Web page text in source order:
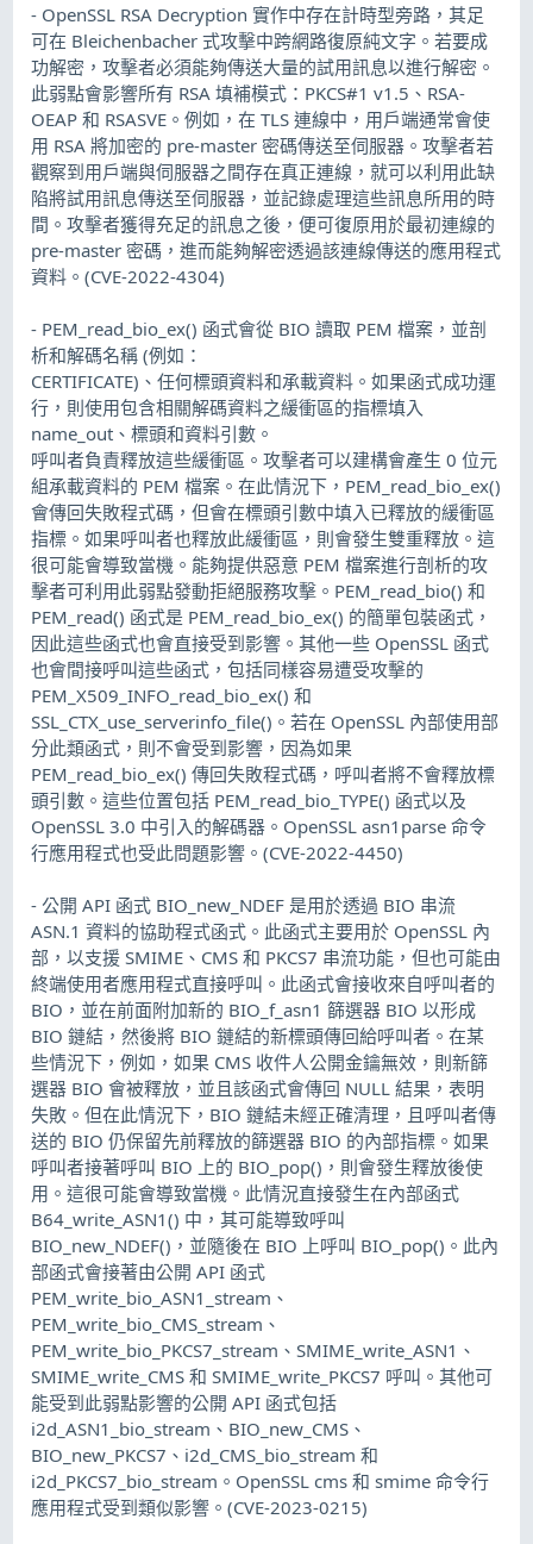
- OpenSSL RSA Decryption 實作中存在計時型旁路，其足
可在 Bleichenbacher 式攻擊中跨網路復原純文字。若要成
功解密，攻擊者必須能夠傳送大量的試用訊息以進行解密。
此弱點會影響所有 RSA 填補模式：PKCS#1 v1.5、RSA-
OEAP 和 RSASVE。例如，在 TLS 連線中，用戶端通常會使
用 RSA 將加密的 pre-master 密碼傳送至伺服器。攻擊者若
觀察到用戶端與伺服器之間存在真正連線，就可以利用此缺
陷將試用訊息傳送至伺服器，並記錄處理這些訊息所用的時
間。攻擊者獲得充足的訊息之後，便可復原用於最初連線的
pre-master 密碼，進而能夠解密透過該連線傳送的應用程式
資料。(CVE-2022-4304)
- PEM_read_bio_ex() 函式會從 BIO 讀取 PEM 檔案，並剖
析和解碼名稱 (例如：
CERTIFICATE)、任何標頭資料和承載資料。如果函式成功運
行，則使用包含相關解碼資料之緩衝區的指標填入
name_out、標頭和資料引數。
呼叫者負責釋放這些緩衝區。攻擊者可以建構會產生 0 位元
組承載資料的 PEM 檔案。在此情況下，PEM_read_bio_ex()
會傳回失敗程式碼，但會在標頭引數中填入已釋放的緩衝區
指標。如果呼叫者也釋放此緩衝區，則會發生雙重釋放。這
很可能會導致當機。能夠提供惡意 PEM 檔案進行剖析的攻
擊者可利用此弱點發動拒絕服務攻擊。PEM_read_bio() 和
PEM_read() 函式是 PEM_read_bio_ex() 的簡單包裝函式，
因此這些函式也會直接受到影響。其他一些 OpenSSL 函式
也會間接呼叫這些函式，包括同樣容易遭受攻擊的
PEM_X509_INFO_read_bio_ex() 和
SSL_CTX_use_serverinfo_file()。若在 OpenSSL 內部使用部
分此類函式，則不會受到影響，因為如果
PEM_read_bio_ex() 傳回失敗程式碼，呼叫者將不會釋放標
頭引數。這些位置包括 PEM_read_bio_TYPE() 函式以及
OpenSSL 3.0 中引入的解碼器。OpenSSL asn1parse 命令
行應用程式也受此問題影響。(CVE-2022-4450)
- 公開 API 函式 BIO_new_NDEF 是用於透過 BIO 串流
ASN.1 資料的協助程式函式。此函式主要用於 OpenSSL 內
部，以支援 SMIME、CMS 和 PKCS7 串流功能，但也可能由
終端使用者應用程式直接呼叫。此函式會接收來自呼叫者的
BIO，並在前面附加新的 BIO_f_asn1 篩選器 BIO 以形成
BIO 鏈結，然後將 BIO 鏈結的新標頭傳回給呼叫者。在某
些情況下，例如，如果 CMS 收件人公開金鑰無效，則新篩
選器 BIO 會被釋放，並且該函式會傳回 NULL 結果，表明
失敗。但在此情況下，BIO 鏈結未經正確清理，且呼叫者傳
送的 BIO 仍保留先前釋放的篩選器 BIO 的內部指標。如果
呼叫者接著呼叫 BIO 上的 BIO_pop()，則會發生釋放後使
用。這很可能會導致當機。此情況直接發生在內部函式
B64_write_ASN1() 中，其可能導致呼叫
BIO_new_NDEF()，並隨後在 BIO 上呼叫 BIO_pop()。此內
部函式會接著由公開 API 函式
PEM_write_bio_ASN1_stream、
PEM_write_bio_CMS_stream、
PEM_write_bio_PKCS7_stream、SMIME_write_ASN1、
SMIME_write_CMS 和 SMIME_write_PKCS7 呼叫。其他可
能受到此弱點影響的公開 API 函式包括
i2d_ASN1_bio_stream、BIO_new_CMS、
BIO_new_PKCS7、i2d_CMS_bio_stream 和
i2d_PKCS7_bio_stream。OpenSSL cms 和 smime 命令行
應用程式受到類似影響。(CVE-2023-0215)